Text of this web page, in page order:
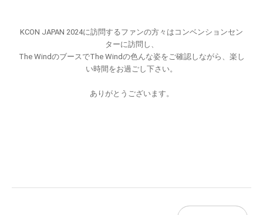
KCON JAPAN 2024に訪問するファンの方々はコンベンションセン
ターに訪問し、
The WindのブースでThe Windの色んな姿をご確認しながら、楽し
い時間をお過ごし下さい。
ありがとうございます。